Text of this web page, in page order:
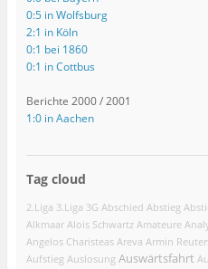
0:5 in Wolfsburg
2:1 in Köln
0:1 bei 1860
0:1 in Cottbus
Berichte 2000 / 2001
1:0 in Aachen
Tag cloud
2.Liga 3.Liga 3G Abschied Abstieg
Alkmaar Alois Schwartz Amateure
Angelos Charisteas Areva Armin
Aufstieg Auslosung Auswärtsfahrt